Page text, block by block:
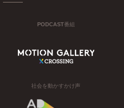
PODCAST番組
社会を動かすかけ声